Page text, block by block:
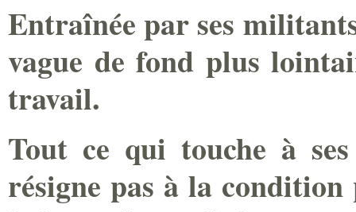
Entraînée par ses
vague de fond plus
travail.
Tout ce qui touche à
résigne pas à la